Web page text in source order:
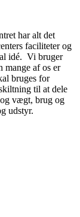
har alt det
faciliteter og
idé. Vi bruger
mange af os er
bruges for
til at dele
og vægt, brug og
udstyr.